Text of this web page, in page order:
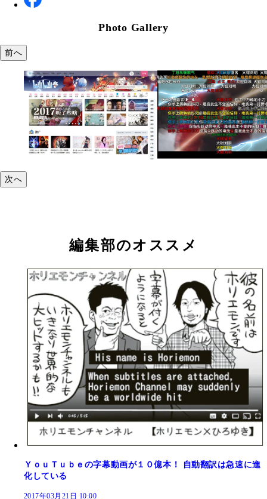
Photo Gallery
前へ
次へ
編集部のオススメ
ＹｏｕＴｕｂｅの字幕動画が１０億本！ 自動翻訳は急速に進
化している
2017年03月21日 10:00